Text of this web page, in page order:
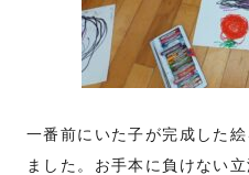
一番前にいた子が完成した
ました。お手本に負けない